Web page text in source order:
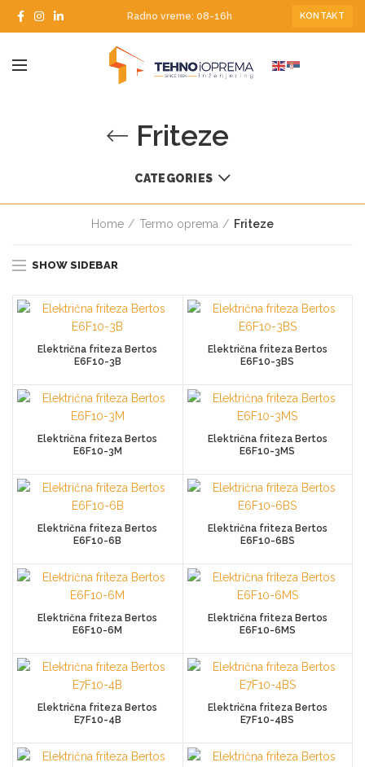
Radno vreme: 08-16h KONTAKT
Friteze
CATEGORIES
Home Termo oprema Friteze
SHOW SIDEBAR
Električna friteza Bertos
E6F10-3B
Električna friteza Bertos
E6F10-3BS
Električna friteza Bertos
E6F10-3M
Električna friteza Bertos
E6F10-3MS
Električna friteza Bertos
E6F10-6B
Električna friteza Bertos
E6F10-6BS
Električna friteza Bertos
E6F10-6M
Električna friteza Bertos
E6F10-6MS
Električna friteza Bertos
E7F10-4B
Električna friteza Bertos
E7F10-4BS